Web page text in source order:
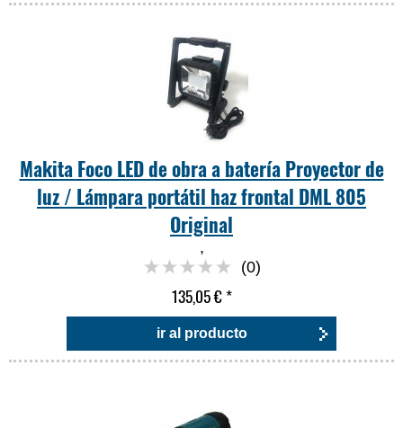
Makita Foco LED de obra a batería Proyector de
luz / Lámpara portátil haz frontal DML 805
Original
,
(0)
135,05 €*
ir al producto